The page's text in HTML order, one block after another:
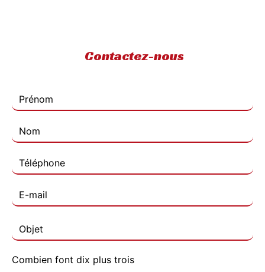
Contactez-nous
Combien font dix plus trois